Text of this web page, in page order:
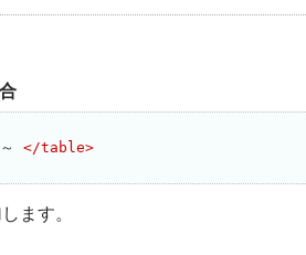
～ </table>
ます。